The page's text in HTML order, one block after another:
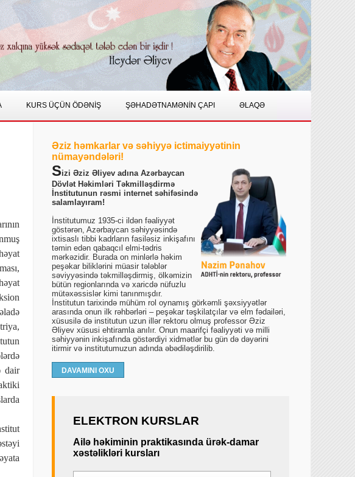
KURS ÜÇÜN ÖDƏNİŞ ŞƏHADƏTNAMƏNİN ÇAPI ƏLAQƏ
dair
Əziz həmkarlar və səhiyyə ictimaiyyətinin
nümayəndələri!
Sizi Əziz Əliyev adına Azərbaycan
Dövlət Həkimləri Təkmilləşdirmə
İnstitutunun rəsmi internet səhifəsində
salamlayıram!
İnstitutumuz 1935-ci ildən fəaliyyət
göstərən, Azərbaycan səhiyyəsində
ixtisaslı tibbi kadrların fasiləsiz inkişafını
təmin edən qabaqcıl elmi-tədris
mərkəzidir. Burada on minlərlə həkim
peşəkar biliklərini müasir tələblər
səviyyəsində təkmilləşdirmiş, ölkəmizin
bütün regionlarında və xaricdə nüfuzlu
mütəxəssislər kimi tanınmışdır.
İnstitutun tarixində mühüm rol oynamış görkəmli şəxsiyyətlər
arasında onun ilk rəhbərləri – peşəkar təşkilatçılar və elm fədailəri,
xüsusilə də institutun uzun illər rektoru olmuş professor Əziz
Əliyev xüsusi ehtiramla anılır. Onun maarifçi fəaliyyəti və milli
səhiyyənin inkişafında göstərdiyi xidmətlər bu gün də dəyərini
itirmir və institutumuzun adında əbədiləşdirilib.
DAVAMINI OXU
ELEKTRON KURSLAR
Ailə həkiminin praktikasında ürək-damar
xəstəlikləri kursları